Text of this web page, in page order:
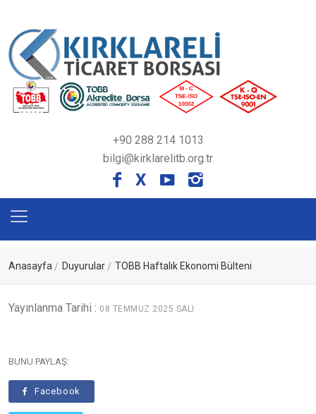
+90 288 214 1013
bilgi@kirklarelitb.org.tr
X
Anasayfa Duyurular TOBB Haftalık Ekonomi Bülteni
Yayınlanma Tarihi : 08 TEMMUZ 2025 SALI
BUNU PAYLAŞ:
Facebook